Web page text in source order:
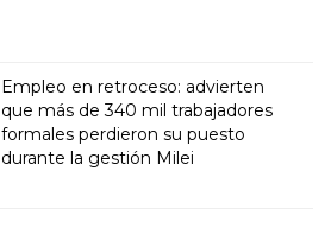
Empleo en retroceso: advierten
que más de 340 mil trabajadores
formales perdieron su puesto
durante la gestión Milei